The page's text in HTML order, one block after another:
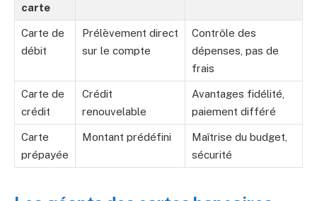
carte
Carte de
débit
Prélèvement direct
sur le compte
Contrôle des
dépenses, pas de
frais
Carte de
crédit
Crédit
renouvelable
Avantages fidélité,
paiement différé
Carte
prépayée
Montant prédéfini
Maîtrise du budget,
sécurité